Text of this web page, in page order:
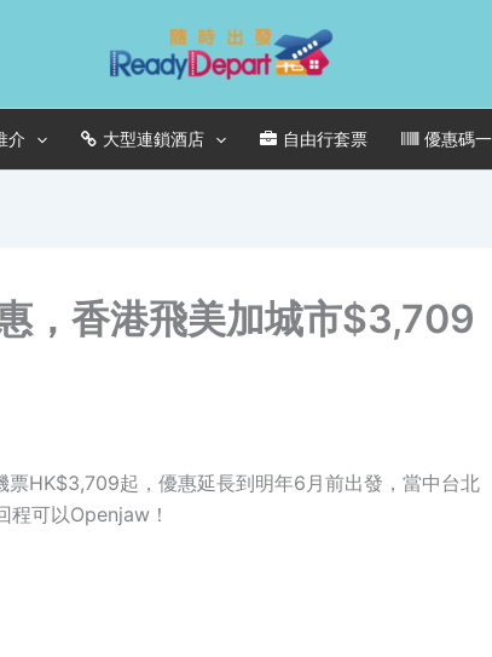
介 大型連鎖酒店 自由行套票 優惠碼
，香港飛美加城市$3,709
HK$3,709起，優惠延長到明年6月前出發，當中台北
可以Openjaw！